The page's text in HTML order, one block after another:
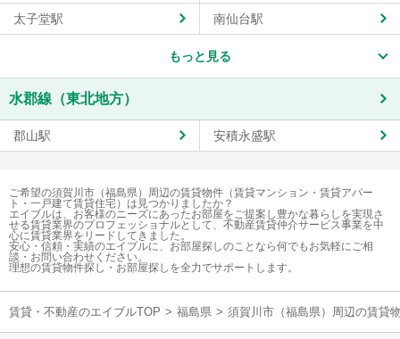
太子堂駅 南仙台駅
もっと見る
水郡線（東北地方）
郡山駅 安積永盛駅
ご希望の須賀川市（福島県）周辺の賃貸物件（賃貸マンション・賃貸アパー
ト・一戸建て賃貸住宅）は見つかりましたか？
エイブルは、お客様のニーズにあったお部屋をご提案し豊かな暮らしを実現さ
せる賃貸業界のプロフェッショナルとして、不動産賃貸仲介サービス事業を中
心に賃貸業界をリードしてきました。
安心・信頼・実績のエイブルに、お部屋探しのことなら何でもお気軽にご相
談・お問い合わせください。
理想の賃貸物件探し・お部屋探しを全力でサポートします。
賃貸・不動産のエイブルTOP > 福島県 > 須賀川市（福島県）周辺の賃貸